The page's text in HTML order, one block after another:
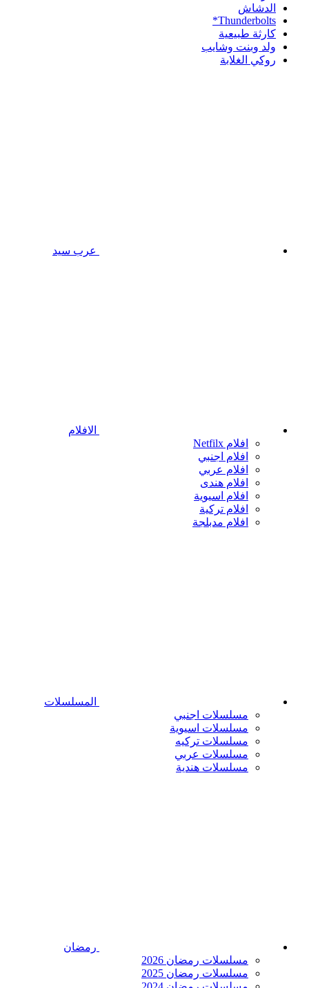
الدشاش
Thunderbolts*
كارثة طبيعية
ولد وبنت وشايب
روكي الغلابة
عرب سيد
الافلام
افلام Netfilx
افلام اجنبي
افلام عربي
افلام هندى
افلام اسيوية
افلام تركية
افلام مدبلجة
المسلسلات
مسلسلات اجنبي
مسلسلات اسيوية
مسلسلات تركيه
مسلسلات عربي
مسلسلات هندية
رمضان
مسلسلات رمضان 2026
مسلسلات رمضان 2025